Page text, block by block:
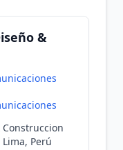
&
Perú